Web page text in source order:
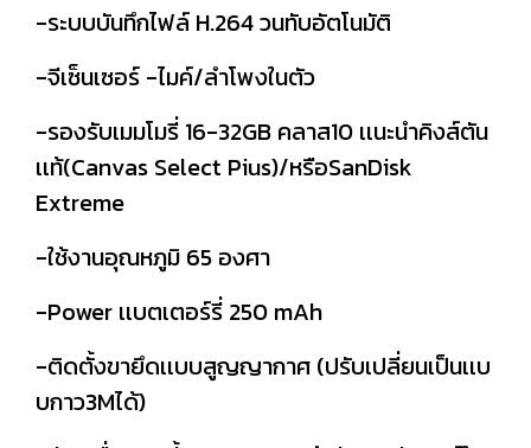
-ระบบบันทึกไฟล์ H.264 วนทับอัตโนมัติ
-จีเซ็นเซอร์ -ไมค์/ลำโพงในตัว
-รองรับเมมโมรี่ 16-32GB คลาส10 เเนะนำคิงส์ตัน
เเท้(Canvas Select Pius)/หรือSanDisk
Extreme
-ใช้งานอุณหภูมิ 65 องศา
-Power เเบตเตอร์รี่ 250 mAh
-ติดตั้งขายึดเเบบสูญญากาศ (ปรับเปลี่ยนเป็นเเบ
บกาว3Mได้)